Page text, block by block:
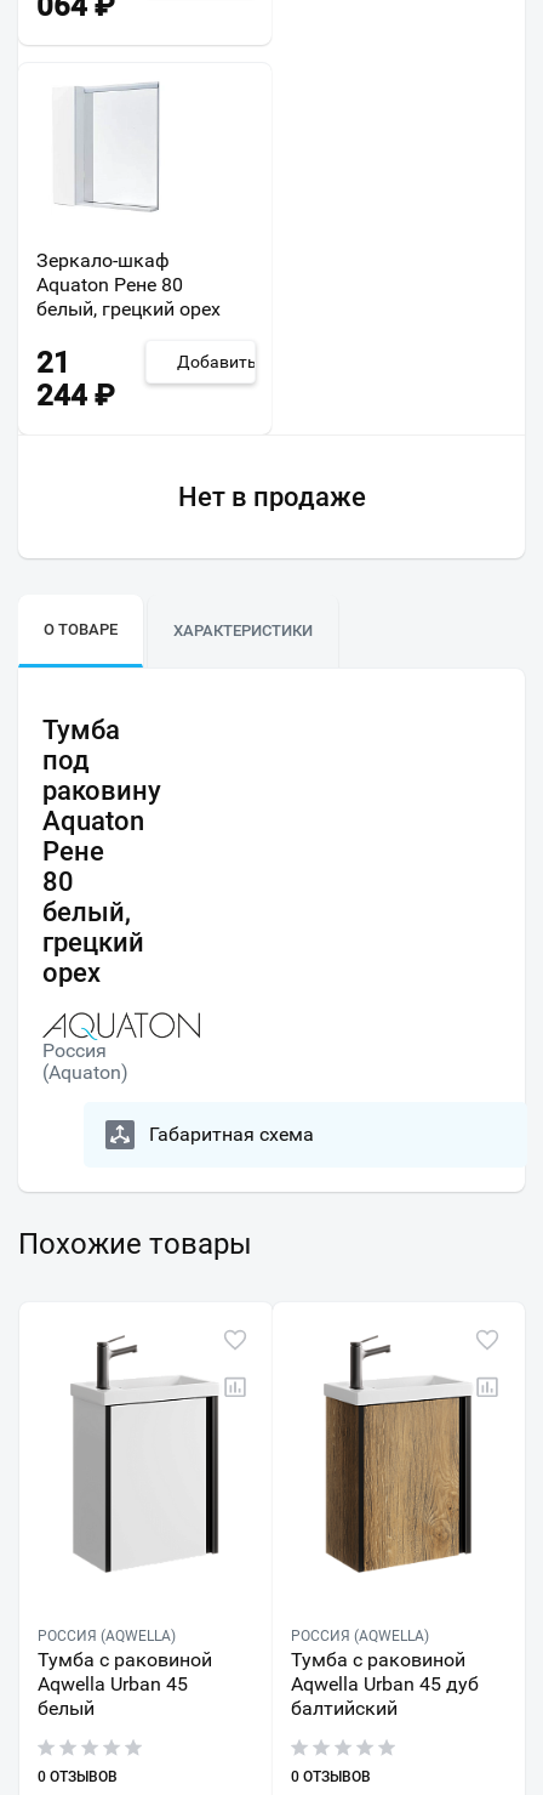
Зеркало-шкаф
Aquaton Рене 80
белый, грецкий орех
21
244 ₽
Добавить
Нет в продаже
О ТОВАРЕ ХАРАКТЕРИСТИКИ
Тумба
под
раковину
Aquaton
Рене
80
белый,
грецкий
орех
Россия
(Aquaton)
Габаритная схема
Похожие товары
РОССИЯ (AQWELLA)
Тумба с раковиной
Aqwella Urban 45
белый
0 ОТЗЫВОВ
РОССИЯ (AQWELLA)
Тумба с раковиной
Aqwella Urban 45 дуб
балтийский
0 ОТЗЫВОВ